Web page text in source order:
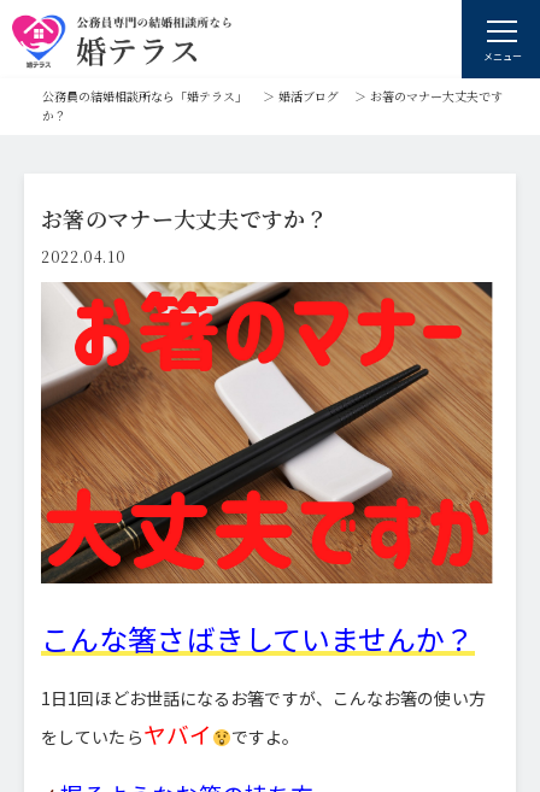
メニュー
公務員の結婚相談所なら「婚テラス」 ＞ 婚活ブログ ＞ お箸のマナー大丈夫です
か？
お箸のマナー大丈夫ですか？
2022.04.10
こんな箸さばきしていませんか？
1日1回ほどお世話になるお箸ですが、こんなお箸の使い方
をしていたらヤバイ ですよ。